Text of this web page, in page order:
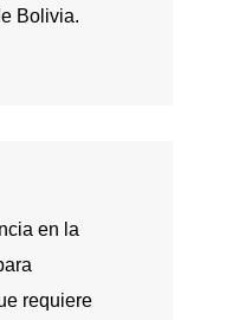
Bolivia.
en la
requiere